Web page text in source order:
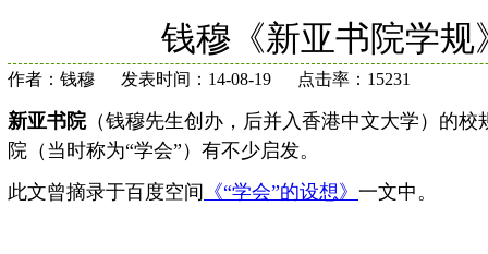
钱穆《新亚书院学规
作者：钱穆 发表时间：14-08-19 点击率：15231
新亚书院（钱穆先生创办 ，后并入香港中文大学）的校
院（当时称为“学会”）有不少启发。
此文曾摘录于百度空间 《“学会”的设想》 一文中。